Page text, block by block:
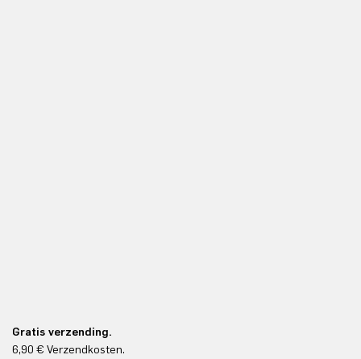
Gratis verzending.
6,90 € Verzendkosten.